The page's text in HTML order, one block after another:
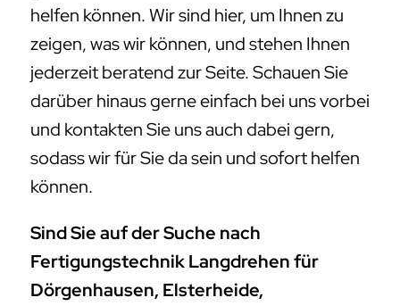
helfen können. Wir sind hier, um Ihnen zu
zeigen, was wir können, und stehen Ihnen
jederzeit beratend zur Seite. Schauen Sie
darüber hinaus gerne einfach bei uns vorbei
und kontakten Sie uns auch dabei gern,
sodass wir für Sie da sein und sofort helfen
können.
Sind Sie auf der Suche nach
Fertigungstechnik Langdrehen für
Dörgenhausen, Elsterheide,